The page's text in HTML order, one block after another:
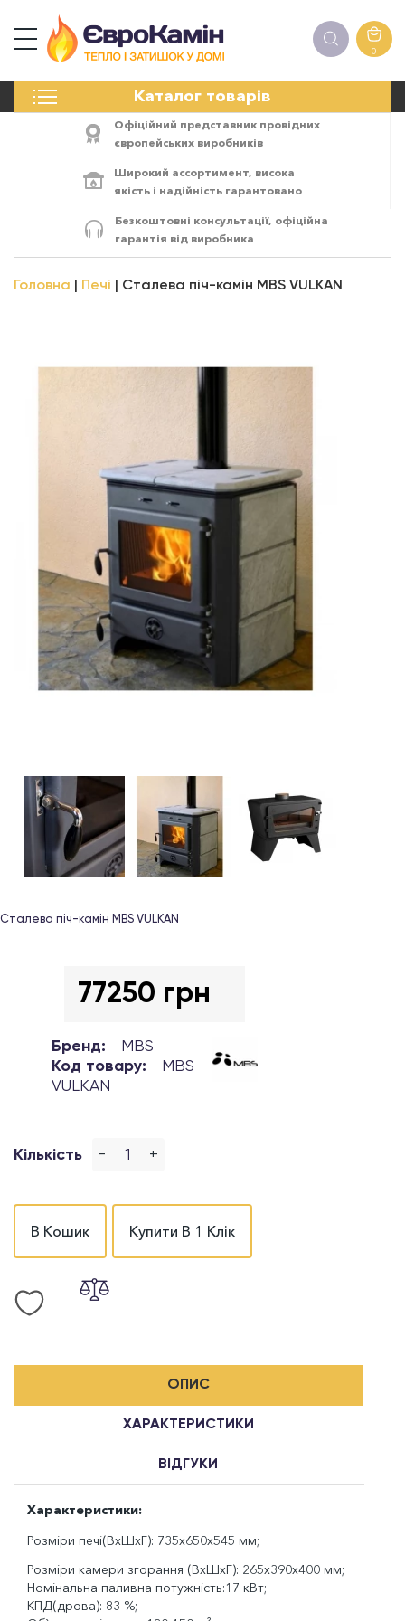
0
Каталог товарів
ПЕЧІ
ЕЛЕКТРОКАМІНИ
АКСЕСУАРИ
Офіційний представник провідних
європейських виробників
Широкий ассортимент, висока
якість і надійність гарантовано
Безкоштовні консультації, офіційна
гарантія від виробника
Головна Печі Сталева піч-камін MBS VULKAN
Сталева піч-камін MBS VULKAN
77250 грн
Бренд:
MBS
Код товару:
MBS
VULKAN
Кількість - +
В Кошик Купити В 1 Клік
ОПИС
ХАРАКТЕРИСТИКИ
ВІДГУКИ
Характеристики:
Розміри печі(ВхШхГ): 735x650x545 мм;
Розміри камери згорання (ВхШхГ): 265x390x400 мм;
Номінальна паливна потужність:17 кВт;
КПД(дрова): 83 %;